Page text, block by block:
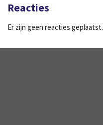
Reacties
Er zijn geen reacties geplaatst.